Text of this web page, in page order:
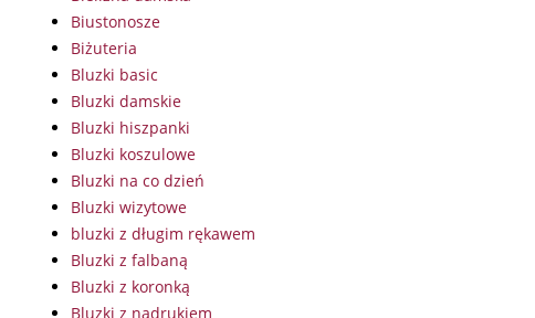
Biustonosze
Biżuteria
Bluzki basic
Bluzki damskie
Bluzki hiszpanki
Bluzki koszulowe
Bluzki na co dzień
Bluzki wizytowe
bluzki z długim rękawem
Bluzki z falbaną
Bluzki z koronką
Bluzki z nadrukiem